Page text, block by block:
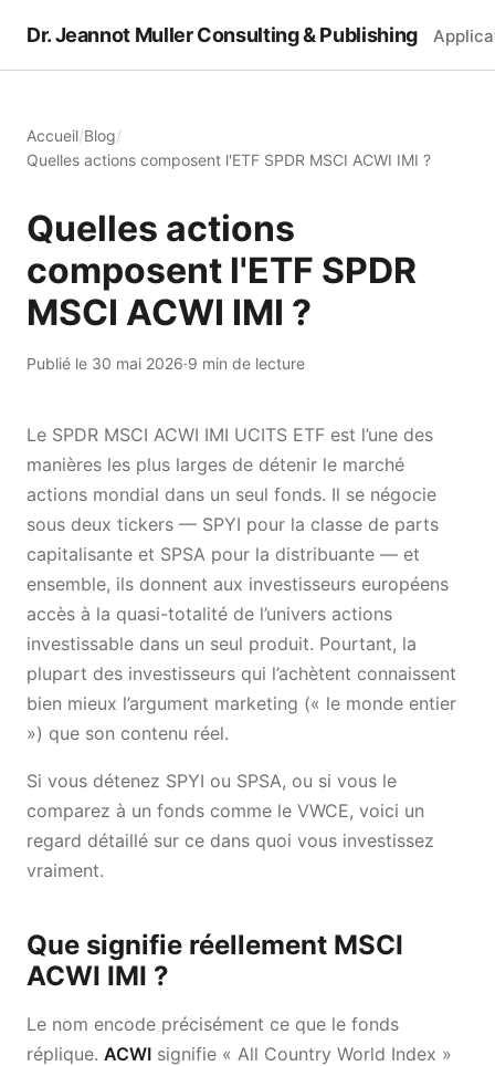
Dr. Jeannot Muller Consulting & Publishing
Accueil/Blog/
Quelles actions composent l'ETF SPDR MSCI ACWI IMI ?
Quelles actions
composent l'ETF SPDR
MSCI ACWI IMI ?
Publié le 30 mai 2026·9 min de lecture
Le SPDR MSCI ACWI IMI UCITS ETF est l’une des
manières les plus larges de détenir le marché
actions mondial dans un seul fonds. Il se négocie
sous deux tickers — SPYI pour la classe de parts
capitalisante et SPSA pour la distribuante — et
ensemble, ils donnent aux investisseurs européens
accès à la quasi-totalité de l’univers actions
investissable dans un seul produit. Pourtant, la
plupart des investisseurs qui l’achètent connaissent
bien mieux l’argument marketing (« le monde entier
») que son contenu réel.
Si vous détenez SPYI ou SPSA, ou si vous le
comparez à un fonds comme le VWCE, voici un
regard détaillé sur ce dans quoi vous investissez
vraiment.
Que signifie réellement MSCI
ACWI IMI ?
Le nom encode précisément ce que le fonds
réplique. ACWI signifie « All Country World Index »